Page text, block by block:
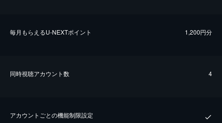
毎⽉もらえるU-NEXTポイント 1,200円分
同時視聴アカウント数 4
アカウントごとの機能制限設定